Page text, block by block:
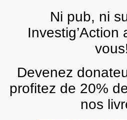
FRNi pub, ni
Investig’Action
Devenez
profitez de 20%
nos